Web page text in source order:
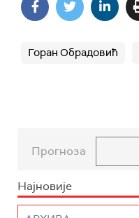
Горан Обрадовић
Прогноза
Најновије